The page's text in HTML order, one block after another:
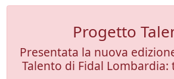
Progetto
Presentata la nuova
Talento di Fidal